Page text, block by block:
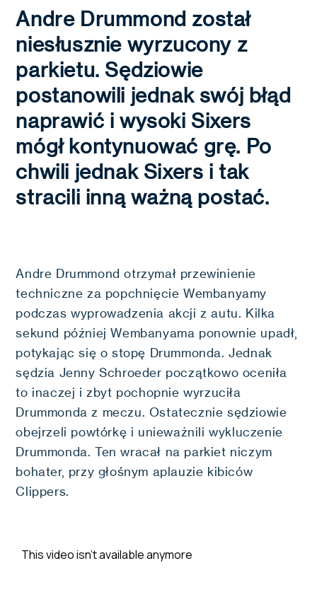
Andre Drummond został
niesłusznie wyrzucony z
parkietu. Sędziowie
postanowili jednak swój błąd
naprawić i wysoki Sixers
mógł kontynuować grę. Po
chwili jednak Sixers i tak
stracili inną ważną postać.
Andre Drummond otrzymał przewinienie
techniczne za popchnięcie Wembanyamy
podczas wyprowadzenia akcji z autu. Kilka
sekund później Wembanyama ponownie upadł,
potykając się o stopę Drummonda. Jednak
sędzia Jenny Schroeder początkowo oceniła
to inaczej i zbyt pochopnie wyrzuciła
Drummonda z meczu. Ostatecznie sędziowie
obejrzeli powtórkę i unieważnili wykluczenie
Drummonda. Ten wracał na parkiet niczym
bohater, przy głośnym aplauzie kibiców
Clippers.